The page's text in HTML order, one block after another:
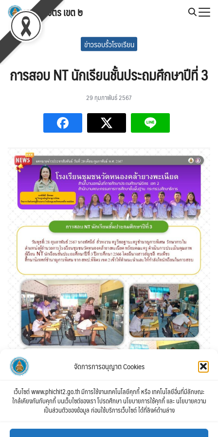
จัดการการอนุญาต Cookies
เว็บไซต์ www.phichit2.go.th มีการใช้งานเทคโนโลยีคุกกี้ หรือ เทคโนโลยีอื่นที่มีลักษณะ
ใกล้เคียงกันกับคุกกี้ บนเว็บไซต์ของเรา โปรดศึกษา นโยบายการใช้คุกกี้ และ นโยบายความ
เป็นส่วนตัวของข้อมูล ก่อนใช้บริการเว็บไซต์ ได้ที่ลิงค์ด้านล่าง
Skip
content
สพป.พิจิตร เขต ๒
Search
for: ข่าวรอบรั้วโรงเรียน
การสอบ NT นักเรียนชั้นประถมศึกษาปีที่ 3
29 กุมภาพันธ์ 2567